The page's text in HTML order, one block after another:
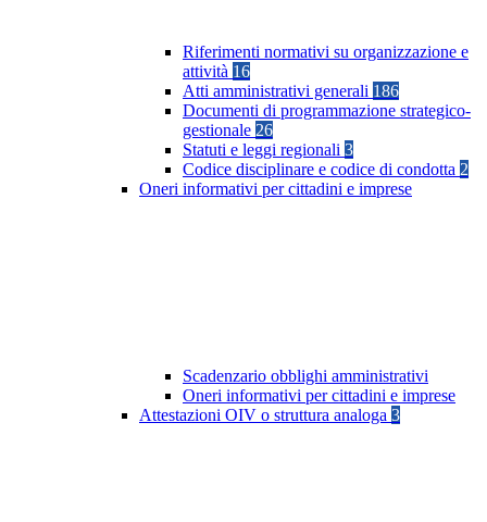
Riferimenti normativi su organizzazione e
attività 16
Atti amministrativi generali 186
Documenti di programmazione strategico-
gestionale 26
Statuti e leggi regionali 3
Codice disciplinare e codice di condotta 2
Oneri informativi per cittadini e imprese
Scadenzario obblighi amministrativi
Oneri informativi per cittadini e imprese
Attestazioni OIV o struttura analoga 3